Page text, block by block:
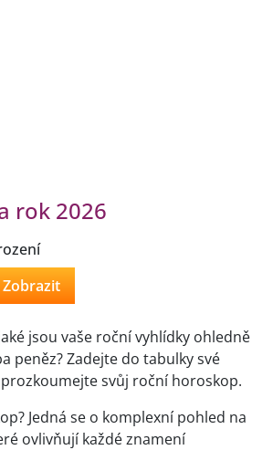
rok 2026
Zobrazit
jsou vaše roční vyhlídky ohledně
peněz? Zadejte do tabulky své
svůj roční horoskop.
Jedná se o komplexní pohled na
ovlivňují každé znamení